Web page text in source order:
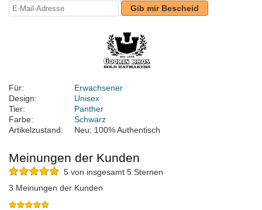
Gib mir Bescheid
Für:
Erwachsener
Design:
Unisex
Tier:
Panther
Farbe:
Schwarz
Artikelzustand:
Neu; 100% Authentisch
Meinungen der Kunden
5 von insgesamt 5 Sternen
3 Meinungen der Kunden